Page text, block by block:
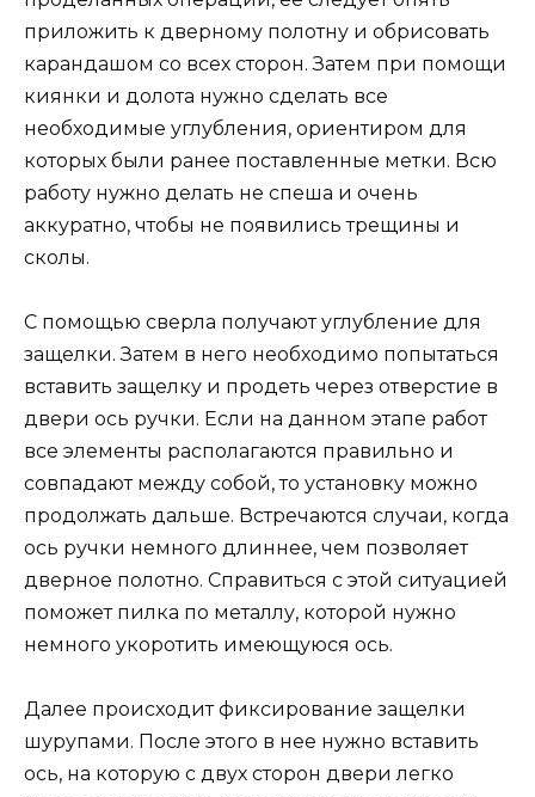
приложить к дверному полотну и обрисовать
карандашом со всех сторон. Затем при помощи
киянки и долота нужно сделать все
необходимые углубления, ориентиром для
которых были ранее поставленные метки. Всю
работу нужно делать не спеша и очень
аккуратно, чтобы не появились трещины и
сколы.
С помощью сверла получают углубление для
защелки. Затем в него необходимо попытаться
вставить защелку и продеть через отверстие в
двери ось ручки. Если на данном этапе работ
все элементы располагаются правильно и
совпадают между собой, то установку можно
продолжать дальше. Встречаются случаи, когда
ось ручки немного длиннее, чем позволяет
дверное полотно. Справиться с этой ситуацией
поможет пилка по металлу, которой нужно
немного укоротить имеющуюся ось.
Далее происходит фиксирование защелки
шурупами. После этого в нее нужно вставить
ось, на которую с двух сторон двери легко